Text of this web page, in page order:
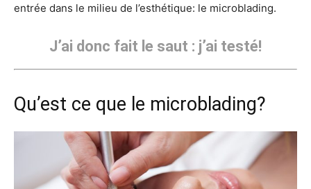
entrée dans le milieu de l’esthétique: le microblading.
J’ai donc fait le saut : j’ai testé!
Qu’est ce que le microblading?